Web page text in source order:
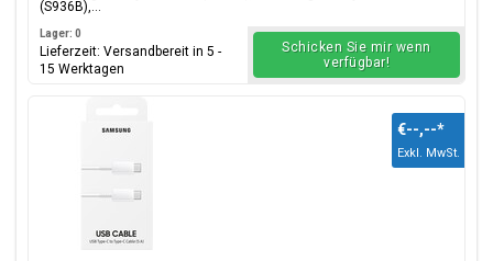
(S936B),...
Lager: 0
Lieferzeit: Versandbereit in 5 -
15 Werktagen
Schicken Sie mir wenn
verfügbar!
€--,--*
Exkl. MwSt.